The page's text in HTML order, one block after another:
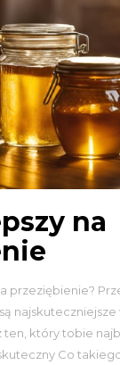
na
przeziębienie?
najskuteczniejsze
ten, który tobie
Co